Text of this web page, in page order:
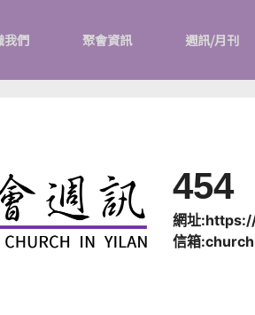
我們 聚會資訊 週訊/月刊
454
網址
信箱